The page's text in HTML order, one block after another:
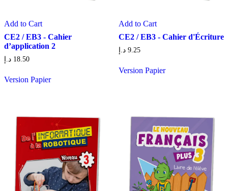
Add to Cart
CE2 / EB3 - Cahier
d’application 2
18.50 د.إ
Version Papier
Add to Cart
CE2 / EB3 - Cahier d'Écriture
9.25 د.إ
Version Papier